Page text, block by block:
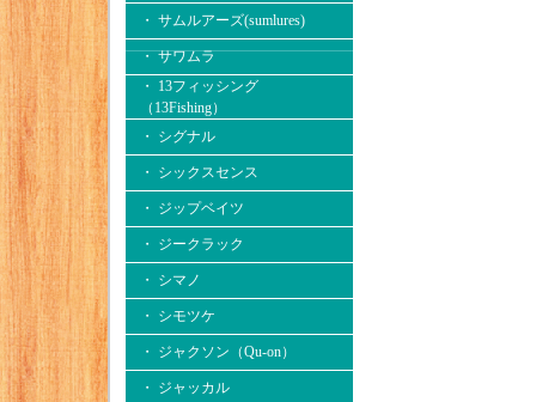
・ サムルアーズ(sumlures)
・ サワムラ
・ 13フィッシング
（13Fishing）
・ シグナル
・ シックスセンス
・ ジップベイツ
・ ジークラック
・ シマノ
・ シモツケ
・ ジャクソン（Qu-on）
・ ジャッカル